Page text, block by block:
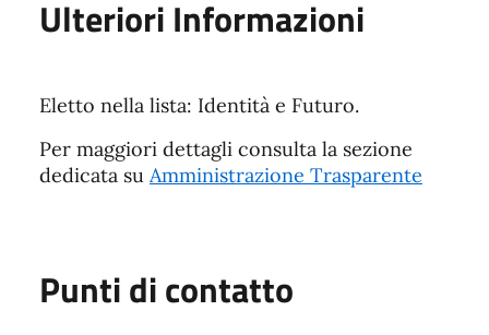
Ulteriori Informazioni
Eletto nella lista: Identità e Futuro.
Per maggiori dettagli consulta la sezione
dedicata su Amministrazione Trasparente
Punti di contatto